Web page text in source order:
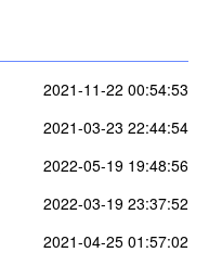
2021-11-22 00:54:53
2021-03-23 22:44:54
2022-05-19 19:48:56
2022-03-19 23:37:52
2021-04-25 01:57:02